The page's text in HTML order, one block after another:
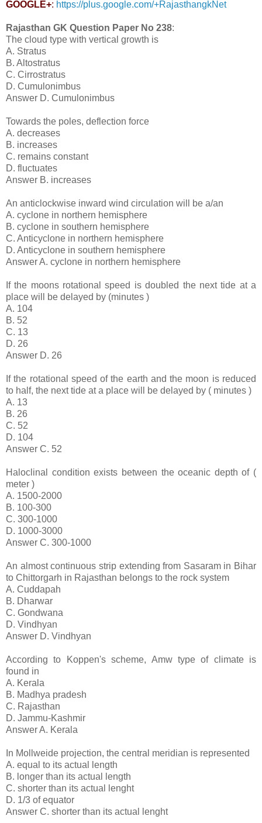
GOOGLE+: https://plus.google.com/+RajasthangkNet
Rajasthan GK Question Paper No 238:
The cloud type with vertical growth is
A. Stratus
B. Altostratus
C. Cirrostratus
D. Cumulonimbus
Answer D. Cumulonimbus
Towards the poles, deflection force
A. decreases
B. increases
C. remains constant
D. fluctuates
Answer B. increases
An anticlockwise inward wind circulation will be a/an
A. cyclone in northern hemisphere
B. cyclone in southern hemisphere
C. Anticyclone in northern hemisphere
D. Anticyclone in southern hemisphere
Answer A. cyclone in northern hemisphere
If the moons rotational speed is doubled the next tide at a
place will be delayed by (minutes )
A. 104
B. 52
C. 13
D. 26
Answer D. 26
If the rotational speed of the earth and the moon is reduced
to half, the next tide at a place will be delayed by ( minutes )
A. 13
B. 26
C. 52
D. 104
Answer C. 52
Haloclinal condition exists between the oceanic depth of (
meter )
A. 1500-2000
B. 100-300
C. 300-1000
D. 1000-3000
Answer C. 300-1000
An almost continuous strip extending from Sasaram in Bihar
to Chittorgarh in Rajasthan belongs to the rock system
A. Cuddapah
B. Dharwar
C. Gondwana
D. Vindhyan
Answer D. Vindhyan
According to Koppen's scheme, Amw type of climate is
found in
A. Kerala
B. Madhya pradesh
C. Rajasthan
D. Jammu-Kashmir
Answer A. Kerala
In Mollweide projection, the central meridian is represented
A. equal to its actual length
B. longer than its actual length
C. shorter than its actual lenght
D. 1/3 of equator
Answer C. shorter than its actual lenght